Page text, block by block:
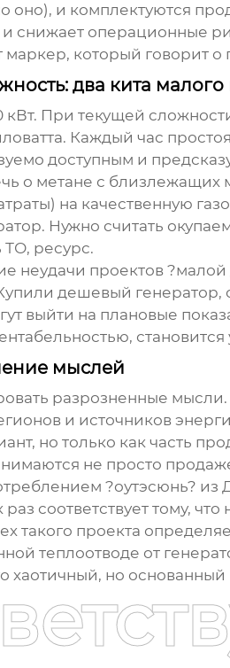
оно), и комплектуются
снижает операционные
маркер, который говорит
два кита
При текущей
Каждый час
доступным и
о метане с
на качественную
Нужно считать
ТО, ресурс.
неудачи проектов
дешевый генератор,
выйти на плановые
мыслей
разрозненные мысли.
и источников
но только как часть
не просто
?оутэсюнь? из
раз соответствует тому,
такого проекта
теплоотводе от
хаотичный, но